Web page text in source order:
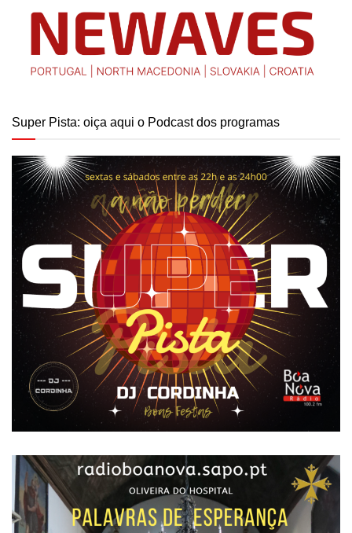
Super Pista: oiça aqui o Podcast dos programas